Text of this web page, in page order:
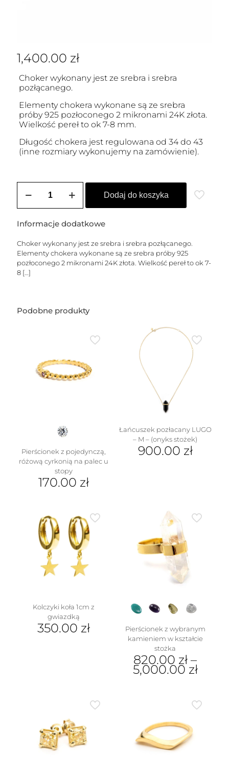
1,400.00 zł
Choker wykonany jest ze srebra i srebra
pozłącanego.
Elementy chokera wykonane są ze srebra
próby 925 pozłoconego 2 mikronami 24K złota.
Wielkość pereł to ok 7-8 mm.
Długość chokera jest regulowana od 34 do 43
(inne rozmiary wykonujemy na zamówienie).
Choker
Dodaj do koszyka
Informacje dodatkowe
Choker wykonany jest ze srebra i srebra pozłącanego.
Elementy chokera wykonane są ze srebra próby 925
pozłoconego 2 mikronami 24K złota. Wielkość pereł to ok 7-
8 […]
Podobne produkty
Pierścionek z pojedynczą,
różową cyrkonią na palec u
stopy
170.00 zł
wiele
wariantów.
Opcje
można
wybrać
Łańcuszek pozłacany LUGO
– M – (onyks stożek)
900.00 zł
Opcje
można
wybrać
na
stronie
produktu
Kolczyki koła 1cm z
gwiazdką
350.00 zł
Pierścionek z wybranym
kamieniem w kształcie
stożka
820.00 zł –
5,000.00 zł
wariantów.
Opcje
można
wybrać